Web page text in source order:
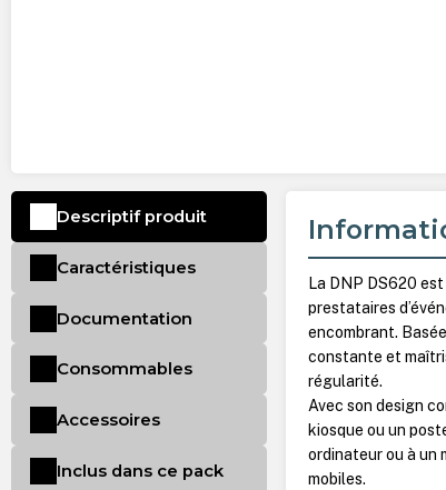
La DNP DS620
prestataires
encombrant.
constante et
régularité.
Avec son design
kiosque ou un
ordinateur ou à un
mobiles.
Descriptif produit
Caractéristiques
Documentation
Consommables
Accessoires
Inclus dans ce pack